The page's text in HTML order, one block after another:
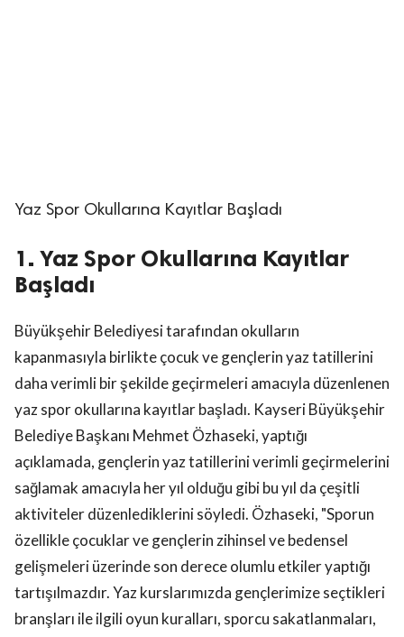
Yaz Spor Okullarına Kayıtlar Başladı
1. Yaz Spor Okullarına Kayıtlar
Başladı
Büyükşehir Belediyesi tarafından okulların
kapanmasıyla birlikte çocuk ve gençlerin yaz tatillerini
daha verimli bir şekilde geçirmeleri amacıyla düzenlenen
yaz spor okullarına kayıtlar başladı. Kayseri Büyükşehir
Belediye Başkanı Mehmet Özhaseki, yaptığı
açıklamada, gençlerin yaz tatillerini verimli geçirmelerini
sağlamak amacıyla her yıl olduğu gibi bu yıl da çeşitli
aktiviteler düzenlediklerini söyledi. Özhaseki, "Sporun
özellikle çocuklar ve gençlerin zihinsel ve bedensel
gelişmeleri üzerinde son derece olumlu etkiler yaptığı
tartışılmazdır. Yaz kurslarımızda gençlerimize seçtikleri
branşları ile ilgili oyun kuralları, sporcu sakatlanmaları,